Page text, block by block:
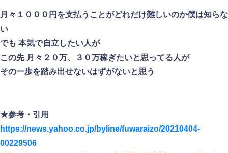
月々１０００円を支払うことがどれだけ難しいのか僕は知らな
い
でも 本気で自立したい人が
この先 月々２０万、３０万稼ぎたいと思ってる人が
その一歩を踏み出せないはずがないと思う
★参考・引用
https://news.yahoo.co.jp/byline/fuwaraizo/20210404-
00229506